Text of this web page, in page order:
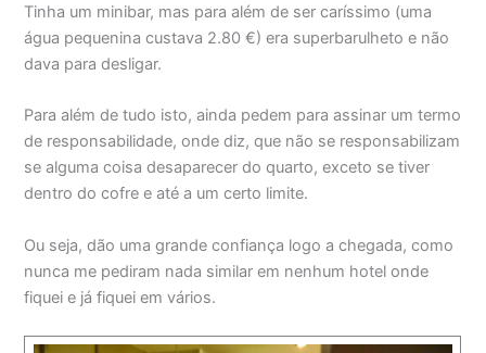
Tinha um minibar, mas para além de ser caríssimo (uma
água pequenina custava 2.80 €) era superbarulheto e não
dava para desligar.
Para além de tudo isto, ainda pedem para assinar um termo
de responsabilidade, onde diz, que não se responsabilizam
se alguma coisa desaparecer do quarto, exceto se tiver
dentro do cofre e até a um certo limite.
Ou seja, dão uma grande confiança logo a chegada, como
nunca me pediram nada similar em nenhum hotel onde
fiquei e já fiquei em vários.